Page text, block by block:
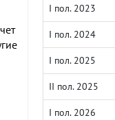
I пол. 2023
I пол. 2024
I пол. 2025
II пол. 2025
I пол. 2026